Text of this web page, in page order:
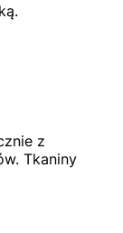
z
Tkaniny